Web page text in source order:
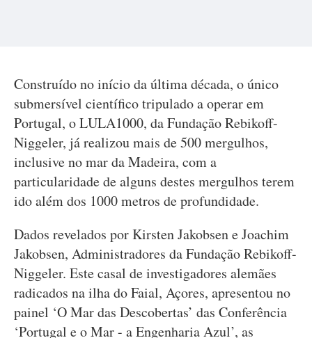
Construído no início da última década, o único
submersível científico tripulado a operar em
Portugal, o LULA1000, da Fundação Rebikoff-
Niggeler, já realizou mais de 500 mergulhos,
inclusive no mar da Madeira, com a
particularidade de alguns destes mergulhos terem
ido além dos 1000 metros de profundidade.
Dados revelados por Kirsten Jakobsen e Joachim
Jakobsen, Administradores da Fundação Rebikoff-
Niggeler. Este casal de investigadores alemães
radicados na ilha do Faial, Açores, apresentou no
painel ‘O Mar das Descobertas’ das Conferência
‘Portugal e o Mar - a Engenharia Azul’, as